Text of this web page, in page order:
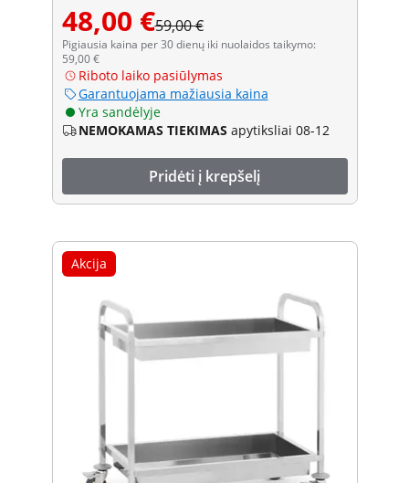
48,00 €59,00 €
Pigiausia kaina per 30 dienų iki nuolaidos taikymo:
59,00 €
Riboto laiko pasiūlymas
Garantuojama mažiausia kaina
Yra sandėlyje
NEMOKAMAS TIEKIMAS apytiksliai 08-12
Pridėti į krepšelį
Akcija